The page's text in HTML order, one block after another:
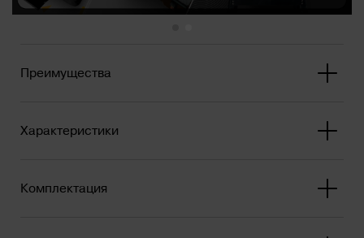
Преимущества
Характеристики
Комплектация